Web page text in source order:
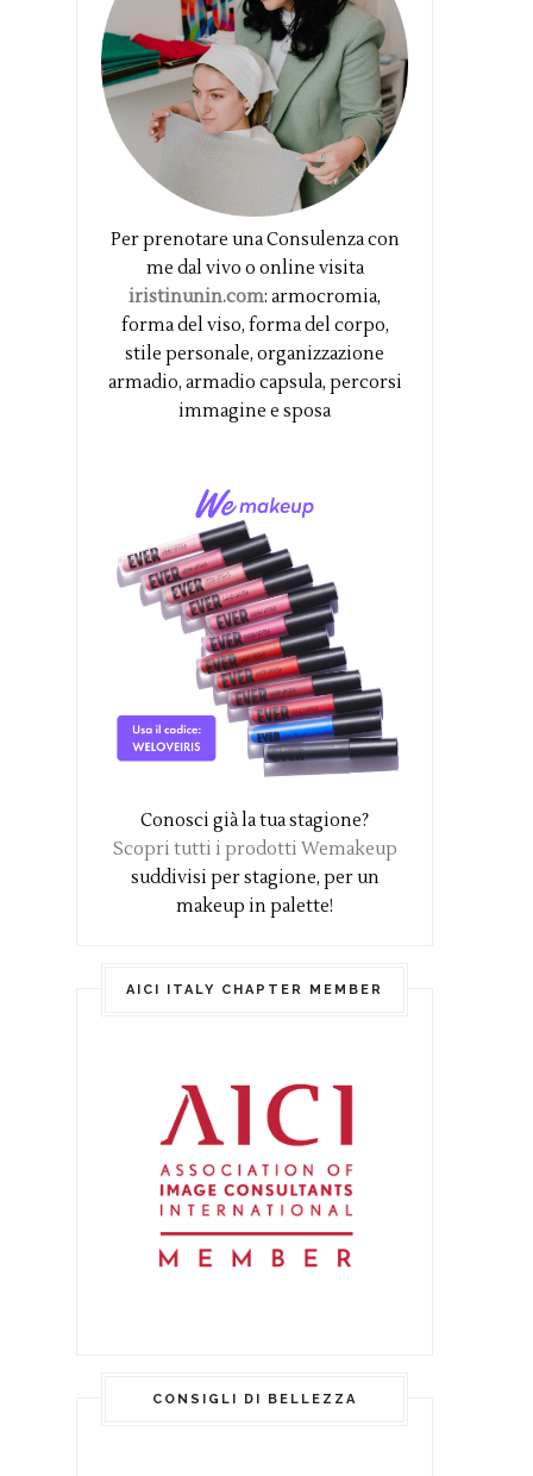
Per prenotare una Consulenza con
me dal vivo o online visita
iristinunin.com: armocromia,
forma del viso, forma del corpo,
stile personale, organizzazione
armadio, armadio capsula, percorsi
immagine e sposa
Conosci già la tua stagione?
Scopri tutti i prodotti Wemakeup
suddivisi per stagione, per un
makeup in palette!
AICI ITALY CHAPTER MEMBER
CONSIGLI DI BELLEZZA